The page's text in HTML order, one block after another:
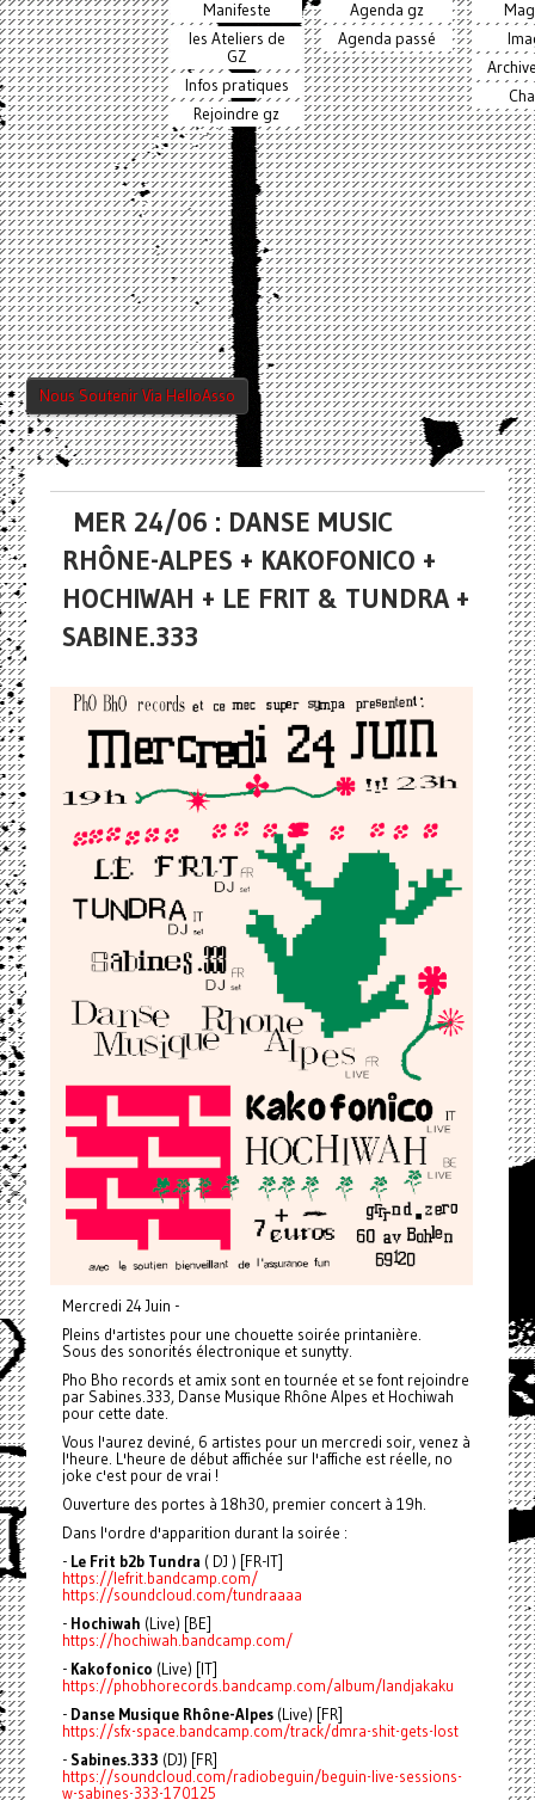
Manifeste
les Ateliers de
GZ
Infos pratiques
Rejoindre gz
Agenda gz
Agenda passé
Nous Soutenir Via HelloAsso
MER 24/06 : DANSE MUSIC
RHÔNE-ALPES + KAKOFONICO +
HOCHIWAH + LE FRIT & TUNDRA +
SABINE.333
Mercredi 24 Juin -
Pleins d'artistes pour une chouette soirée printanière.
Sous des sonorités électronique et sunytty.
Pho Bho records et amix sont en tournée et se font rejoindre
par Sabines.333, Danse Musique Rhône Alpes et Hochiwah
pour cette date.
Vous l'aurez deviné, 6 artistes pour un mercredi soir, venez à
l'heure. L'heure de début affichée sur l'affiche est réelle, no
joke c'est pour de vrai !
Ouverture des portes à 18h30, premier concert à 19h.
Dans l'ordre d'apparition durant la soirée :
- Le Frit b2b Tundra ( DJ ) [FR-IT]
https://lefrit.bandcamp.com/
https://soundcloud.com/tundraaaa
- Hochiwah (Live) [BE]
https://hochiwah.bandcamp.com/
-Kakofonico (Live) [IT]
https://phobhorecords.bandcamp.com/album/landjakaku
- Danse Musique Rhône-Alpes(Live) [FR]
https://sfx-space.bandcamp.com/track/dmra-shit-gets-lost
- Sabines.333 (DJ) [FR]
https://soundcloud.com/radiobeguin/beguin-live-sessions-
w-sabines-333-170125